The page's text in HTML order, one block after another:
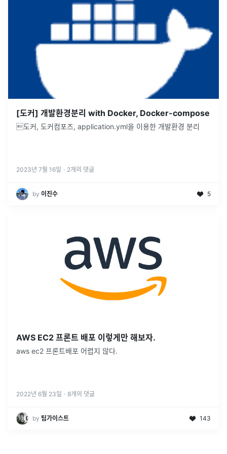
[도커] 개발환경분리 with Docker, Docker-compose
도커, 도커컴포즈, application.yml을 이용한 개발환경 분리
2023년 7월 16일 · 2개의 댓글
by 이진수 5
AWS EC2 프론트 배포 이렇게만 해보자.
aws ec2 프론트배포 어렵지 않다.
2022년 6월 23일 · 8개의 댓글
by 팀가이스트 143